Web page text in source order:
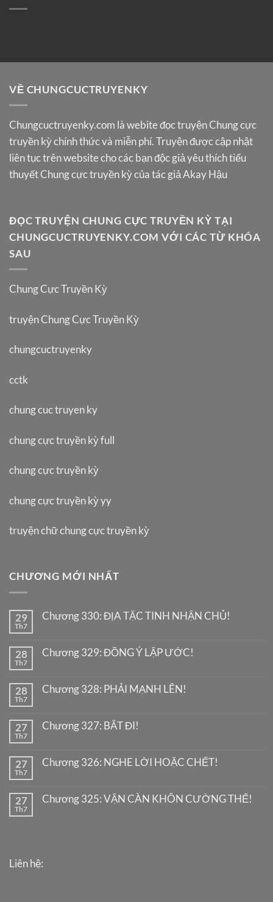
VỀ CHUNGCUCTRUYENKY
Chungcuctruyenky.com là webite đọc truyện Chung cực
truyền kỳ chính thức và miễn phí. Truyện được cập nhật
liên tục trên website cho các bạn độc giả yêu thích tiểu
thuyết Chung cực truyền kỳ của tác giả Akay Hậu
ĐỌC TRUYỆN CHUNG CỰC TRUYỀN KỲ TẠI
CHUNGCUCTRUYENKY.COM VỚI CÁC TỪ KHÓA
SAU
Chung Cực Truyền Kỳ
truyện Chung Cực Truyền Kỳ
chungcuctruyenky
cctk
chung cuc truyen ky
chung cực truyền kỳ full
chung cực truyền kỳ
chung cực truyền kỳ yy
truyện chữ chung cực truyền kỳ
CHƯƠNG MỚI NHẤT
29
Th7
Chương 330: ĐỊA TẶC TINH NHẬN CHỦ!
28
Th7
Chương 329: ĐỒNG Ý LẬP ƯỚC!
28
Th7
Chương 328: PHẢI MẠNH LÊN!
27
Th7
Chương 327: BẮT ĐI!
27
Th7
Chương 326: NGHE LỜI HOẶC CHẾT!
27
Th7
Chương 325: VẬN CÀN KHÔN CƯỜNG THẾ!
Liên hệ: